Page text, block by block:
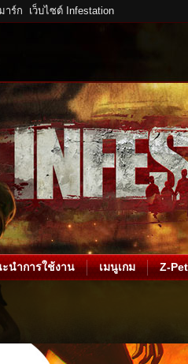
าร์ก เว็บไซต์ Infestation
นำการใช้งาน เมนูเกม Z-Pet